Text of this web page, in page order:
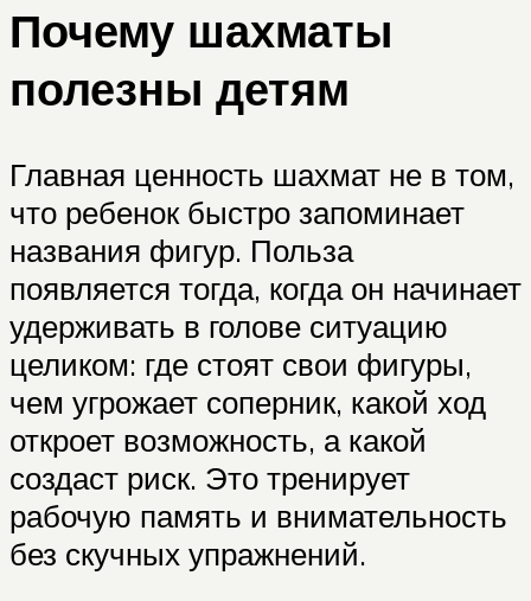
Почему шахматы
полезны детям
Главная ценность шахмат не в том,
что ребенок быстро запоминает
названия фигур. Польза
появляется тогда, когда он начинает
удерживать в голове ситуацию
целиком: где стоят свои фигуры,
чем угрожает соперник, какой ход
откроет возможность, а какой
создаст риск. Это тренирует
рабочую память и внимательность
без скучных упражнений.